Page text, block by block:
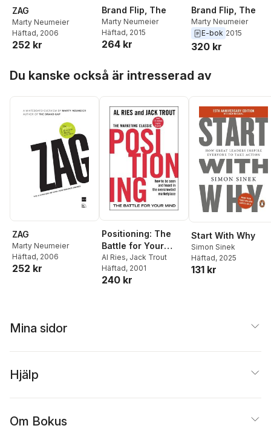
ZAG
Marty Neumeier
Häftad, 2006
252 kr
Brand Flip, The
Marty Neumeier
Häftad, 2015
264 kr
Brand Flip, The
Marty Neumeier
E-bok 2015
320 kr
Du kanske också är intresserad av
ZAG
Marty Neumeier
Häftad, 2006
252 kr
Positioning: The
Battle for Your
Mind
Al Ries, Jack Trout
Häftad, 2001
240 kr
Start With Why
Simon Sinek
Häftad, 2025
131 kr
Mina sidor
Hjälp
Om Bokus